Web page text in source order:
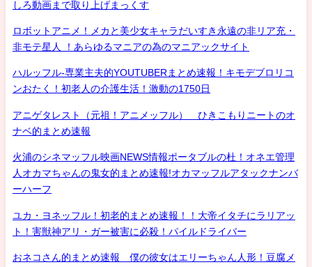
しろ動画まで取り上げまっくす
ロボットアニメ！メカと美少女キャラだいすき永遠の非リア充・
非モテ星人 ！あらゆるマニアの為のマニアックサイト
ハルッフル-専業主夫的YOUTUBERまとめ速報！キモデブロリコ
ンおたく！初老人の介護生活！激動の1750日
アニゲタレスト（元祖！アニメッフル） ひきこもりニートのオ
ナベ的まとめ速報
火浦のシネマッフル映画NEWS情報ポータブルの杜！オネエ管理
人オカマちゃんの鬼女的まとめ速報!オカマッフルアタックナンバ
ーハーフ
ユカ・ヨネッフル！初老的まとめ速報！！大帝イタチにラリアッ
ト！害獣神アリ・ガー被害に必殺！パイルドライバー
おネコさん的まとめ速報 僕の彼女はエリーちゃん人形！豆腐メ